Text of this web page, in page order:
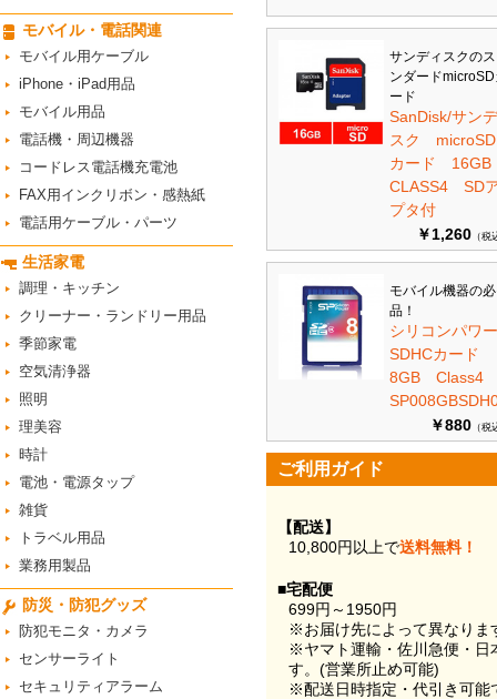
モバイル・電話関連
モバイル用ケーブル
iPhone・iPad用品
モバイル用品
電話機・周辺機器
コードレス電話機充電池
FAX用インクリボン・感熱紙
電話用ケーブル・パーツ
生活家電
調理・キッチン
クリーナー・ランドリー用品
季節家電
空気清浄器
照明
理美容
時計
電池・電源タップ
雑貨
トラベル用品
業務用製品
防災・防犯グッズ
防犯モニタ・カメラ
センサーライト
セキュリティアラーム
サンディスクの
ンダード
ード
SanDisk/サン
スク
カード
CLASS4 SD
プタ付
￥1,260 （税
モバイル機器の
品！
シリコンパ
SDHCカード
8GB
￥880 （税
ご利用ガイド
【配送】
10,800円以上で送料無料！
■宅配便
699円～1950円
※お届け先によって異なりま
※ヤマト運輸・佐川急便・日
す。(営業所止め可能)
※配送日時指定・代引き可能